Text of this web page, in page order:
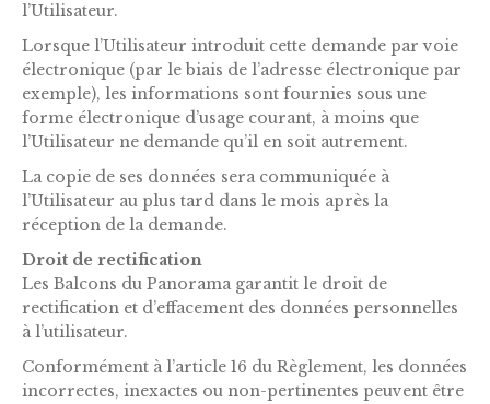
l’Utilisateur.
Lorsque l’Utilisateur introduit cette demande par voie
électronique (par le biais de l’adresse électronique par
exemple), les informations sont fournies sous une
forme électronique d’usage courant, à moins que
l’Utilisateur ne demande qu’il en soit autrement.
La copie de ses données sera communiquée à
l’Utilisateur au plus tard dans le mois après la
réception de la demande.
Droit de rectification
Les Balcons du Panorama garantit le droit de
rectification et d’effacement des données personnelles
à l’utilisateur.
Conformément à l’article 16 du Règlement, les données
incorrectes, inexactes ou non-pertinentes peuvent être